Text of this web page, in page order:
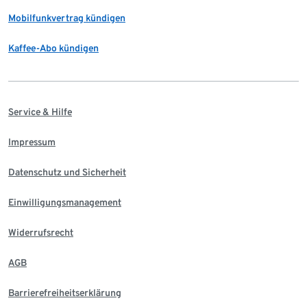
Mobilfunkvertrag kündigen
Kaffee-Abo kündigen
Service & Hilfe
Impressum
Datenschutz und Sicherheit
Einwilligungsmanagement
Widerrufsrecht
AGB
Barrierefreiheitserklärung